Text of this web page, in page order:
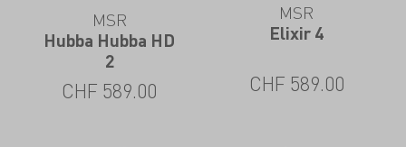
MSR
Hubba Hubba HD
2
CHF 589.00
MSR
Elixir 4
CHF 589.00